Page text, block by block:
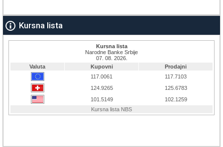
Kursna lista